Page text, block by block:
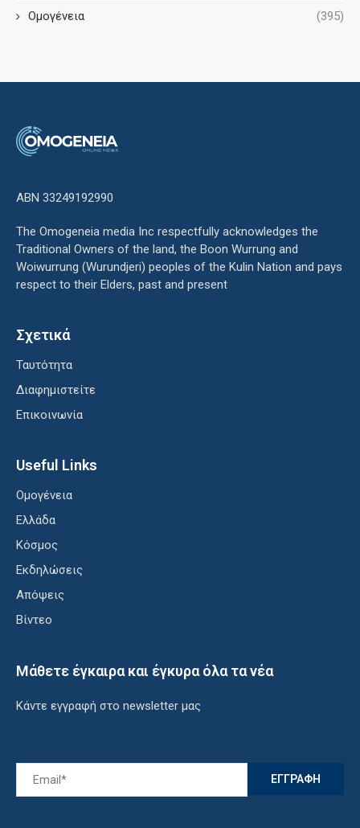
Ομογένεια (395)
ΑΒΝ 33249192990
The Omogeneia media Inc respectfully acknowledges the
Traditional Owners of the land, the Boon Wurrung and
Woiwurrung (Wurundjeri) peoples of the Kulin Nation and pays
respect to their Elders, past and present
Σχετικά
Ταυτότητα
Διαφημιστείτε
Επικοινωνία
Useful Links
Ομογένεια
Ελλάδα
Κόσμος
Εκδηλώσεις
Απόψεις
Βίντεο
Μάθετε έγκαιρα και έγκυρα όλα τα νέα
Κάντε εγγραφή στο newsletter μας